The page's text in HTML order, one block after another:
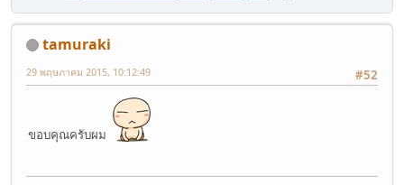
tamuraki
#52
29 พฤษภาคม 2015, 10:12:49
ขอบคุณครับผม